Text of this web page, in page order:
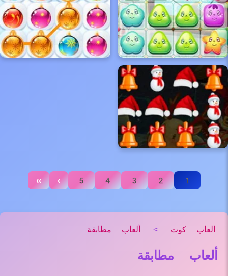
1
2
3
4
5
›
››
العاب كوت > ألعاب مطابقة
ألعاب مطابقة